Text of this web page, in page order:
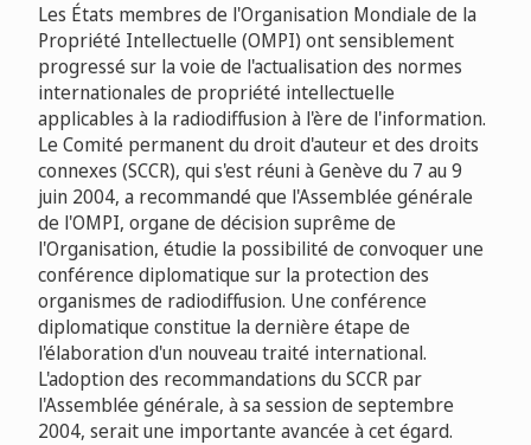
Les États membres de l'Organisation Mondiale de la
Propriété Intellectuelle (OMPI) ont sensiblement
progressé sur la voie de l'actualisation des normes
internationales de propriété intellectuelle
applicables à la radiodiffusion à l'ère de l'information.
Le Comité permanent du droit d'auteur et des droits
connexes (SCCR), qui s'est réuni à Genève du 7 au 9
juin 2004, a recommandé que l'Assemblée générale
de l'OMPI, organe de décision suprême de
l'Organisation, étudie la possibilité de convoquer une
conférence diplomatique sur la protection des
organismes de radiodiffusion. Une conférence
diplomatique constitue la dernière étape de
l'élaboration d'un nouveau traité international.
L'adoption des recommandations du SCCR par
l'Assemblée générale, à sa session de septembre
2004, serait une importante avancée à cet égard.